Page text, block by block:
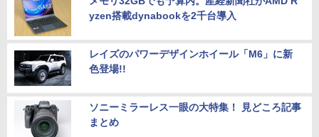
yzen搭載dynabookを2千台導入
レイズのパワーデザインホイール「M6」に新
色登場!!
ソニーミラーレス一眼の大特集！ 見どころ記事
まとめ